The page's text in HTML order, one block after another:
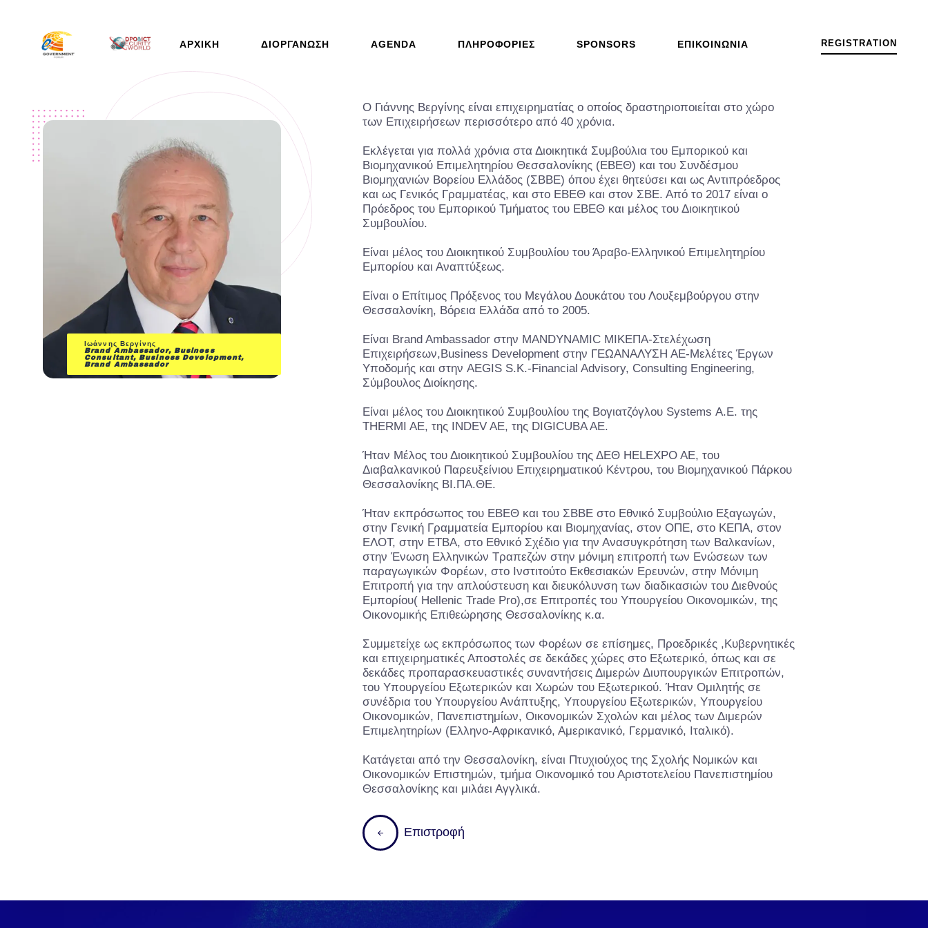
ΑΡΧΙΚΉ ΔΙΟΡΓΆΝΩΣΗ AGENDA ΠΛΗΡΟΦΟΡΊΕΣ SPONSORS ΕΠΙΚΟΙΝΩΝΊΑ R EG ST RAT O N
Ιωάννης Βεργίνης
Brand Ambassador, Business
Consultant, Business Development,
Brand Ambassador
Ο Γιάννης Βεργίνης είναι επιχειρηματίας ο οποίος δραστηριοποιείται στο χώρο
των Επιχειρήσεων περισσότερο από 40 χρόνια.
Εκλέγεται για πολλά χρόνια στα Διοικητικά Συμβούλια του Εμπορικού και
Βιομηχανικού Επιμελητηρίου Θεσσαλονίκης (ΕΒΕΘ) και του Συνδέσμου
Βιομηχανιών Βορείου Ελλάδος (ΣΒΒΕ) όπου έχει θητεύσει και ως Αντιπρόεδρος
και ως Γενικός Γραμματέας, και στο ΕΒΕΘ και στον ΣΒΕ. Από το 2017 είναι ο
Πρόεδρος του Εμπορικού Τμήματος του ΕΒΕΘ και μέλος του Διοικητικού
Συμβουλίου.
Είναι μέλος του Διοικητικού Συμβουλίου του Άραβο-Ελληνικού Επιμελητηρίου
Εμπορίου και Αναπτύξεως.
Είναι ο Επίτιμος Πρόξενος του Μεγάλου Δουκάτου του Λουξεμβούργου στην
Θεσσαλονίκη, Βόρεια Ελλάδα από το 2005.
Είναι Brand Ambassador στην MANDYNAMIC ΜΙΚΕΠΑ-Στελέχωση
Επιχειρήσεων,Business Development στην ΓΕΩΑΝΑΛΥΣΗ ΑΕ-Μελέτες Έργων
Υποδομής και στην AEGIS S.K.-Financial Advisory, Consulting Engineering,
Σύμβουλος Διοίκησης.
Είναι μέλος του Διοικητικού Συμβουλίου της Βογιατζόγλου Systems Α.Ε. της
THERMI AE, της INDEV AE, της DIGICUBA AE.
Ήταν Μέλος του Διοικητικού Συμβουλίου της ΔΕΘ HELEXPO AE, του
Διαβαλκανικού Παρευξείνιου Επιχειρηματικού Κέντρου, του Βιομηχανικού Πάρκου
Θεσσαλονίκης ΒΙ.ΠΑ.ΘΕ.
Ήταν εκπρόσωπος του ΕΒΕΘ και του ΣΒΒΕ στο Εθνικό Συμβούλιο Εξαγωγών,
στην Γενική Γραμματεία Εμπορίου και Βιομηχανίας, στον ΟΠΕ, στο ΚΕΠΑ, στον
ΕΛΟΤ, στην ΕΤΒΑ, στο Εθνικό Σχέδιο για την Ανασυγκρότηση των Βαλκανίων,
στην Ένωση Ελληνικών Τραπεζών στην μόνιμη επιτροπή των Ενώσεων των
παραγωγικών Φορέων, στο Ινστιτούτο Εκθεσιακών Ερευνών, στην Μόνιμη
Επιτροπή για την απλούστευση και διευκόλυνση των διαδικασιών του Διεθνούς
Εμπορίου( Hellenic Trade Pro),σε Επιτροπές του Υπουργείου Οικονομικών, της
Οικονομικής Επιθεώρησης Θεσσαλονίκης κ.α.
Συμμετείχε ως εκπρόσωπος των Φορέων σε επίσημες, Προεδρικές ,Κυβερνητικές
και επιχειρηματικές Αποστολές σε δεκάδες χώρες στο Εξωτερικό, όπως και σε
δεκάδες προπαρασκευαστικές συναντήσεις Διμερών Διυπουργικών Επιτροπών,
του Υπουργείου Εξωτερικών και Χωρών του Εξωτερικού. Ήταν Ομιλητής σε
συνέδρια του Υπουργείου Ανάπτυξης, Υπουργείου Εξωτερικών, Υπουργείου
Οικονομικών, Πανεπιστημίων, Οικονομικών Σχολών και μέλος των Διμερών
Επιμελητηρίων (Ελληνο-Αφρικανικό, Αμερικανικό, Γερμανικό, Ιταλικό).
Κατάγεται από την Θεσσαλονίκη, είναι Πτυχιούχος της Σχολής Νομικών και
Οικονομικών Επιστημών, τμήμα Οικονομικό του Αριστοτελείου Πανεπιστημίου
Θεσσαλονίκης και μιλάει Αγγλικά.
Επιστροφή